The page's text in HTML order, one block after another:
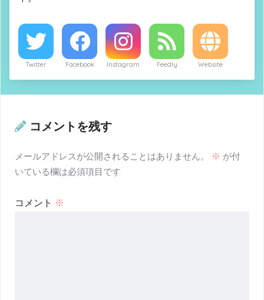
Twitter Facebook Instagram Feedly Website
コメントを残す
メールアドレスが公開されることはありません。 ※ が付
いている欄は必須項目です
コメント ※